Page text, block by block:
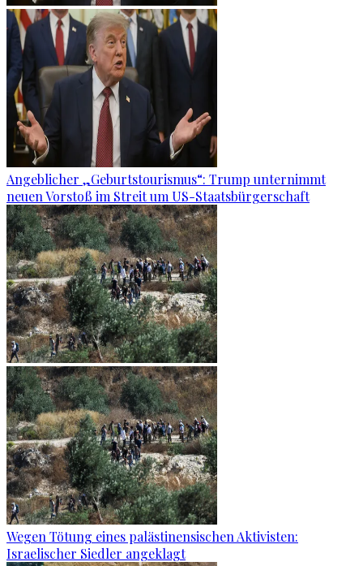
Angeblicher „Geburtstourismus“: Trump unternimmt
neuen Vorstoß im Streit um US-Staatsbürgerschaft
Wegen Tötung eines palästinensischen Aktivisten:
Israelischer Siedler angeklagt